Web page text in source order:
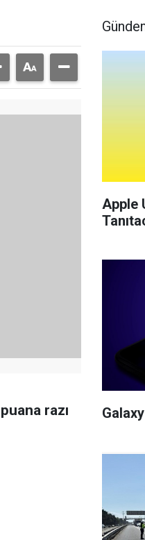
razı
Apple